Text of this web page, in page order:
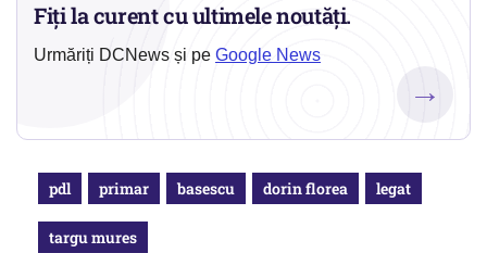
Fiți la curent cu ultimele noutăți.
Urmăriți DCNews și pe Google News
→
pdl primar basescu dorin florea legat
targu mures